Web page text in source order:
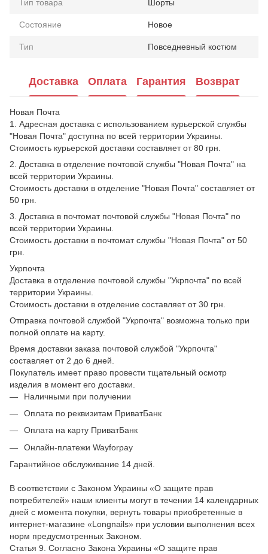
Тип товара Шорты
Состояние Новое
Тип Повседневный костюм
Доставка Оплата Гарантия Возврат
Новая Почта
1. Адресная доставка с использованием курьерской службы
"Новая Почта" доступна по всей территории Украины.
Стоимость курьерской доставки составляет от 80 грн.
2. Доставка в отделение почтовой службы "Новая Почта" на
всей территории Украины.
Стоимость доставки в отделение "Новая Почта" составляет от
50 грн.
3. Доставка в почтомат почтовой службы "Новая Почта" по
всей территории Украины.
Стоимость доставки в почтомат службы "Новая Почта" от 50
грн.
Укрпочта
Доставка в отделение почтовой службы "Укрпочта" по всей
территории Украины.
Стоимость доставки в отделение составляет от 30 грн.
Отправка почтовой службой "Укрпочта" возможна только при
полной оплате на карту.
Время доставки заказа почтовой службой "Укрпочта"
составляет от 2 до 6 дней.
Покупатель имеет право провести тщательный осмотр
изделия в момент его доставки.
Наличными при получении
Оплата по реквизитам ПриватБанк
Оплата на карту ПриватБанк
Онлайн-платежи Wayforpay
Гарантийное обслуживание 14 дней.
В соответствии с Законом Украины «О защите прав
потребителей» наши клиенты могут в течении 14 календарных
дней с момента покупки, вернуть товары приобретенные в
интернет-магазине «Longnails» при условии выполнения всех
норм предусмотренных Законом.
Статья 9. Согласно Закона Украины «О защите прав